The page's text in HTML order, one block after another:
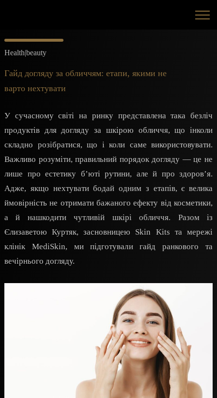
Health|beauty
Гайд догляду за обличчям: етапи, якими не
варто нехтувати
У сучасному світі на ринку представлена така безліч
продуктів для догляду за шкірою обличчя, що інколи
складно розібратися, що і коли саме використовувати.
Важливо розуміти, правильний порядок догляду — це не
лише про естетику б’юті рутини, але й про здоров’я.
Адже, якщо нехтувати бодай одним з етапів, є велика
ймовірність не отримати бажаного ефекту від косметики,
а й нашкодити чутливій шкірі обличчя. Разом із
Єлизаветою Куртяк, засновницею Skin Kits та мережі
клінік MediSkin, ми підготували гайд ранкового та
вечірнього догляду.